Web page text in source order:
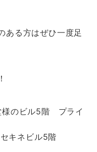
ある方はぜひ一度足
様のビル5階 プライ
キネビル5階